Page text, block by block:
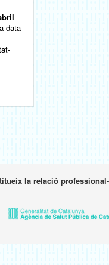
data
la relació